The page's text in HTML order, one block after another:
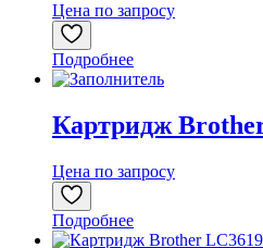
Цена по запросу
Подробнее
Картридж
Цена по запросу
Подробнее